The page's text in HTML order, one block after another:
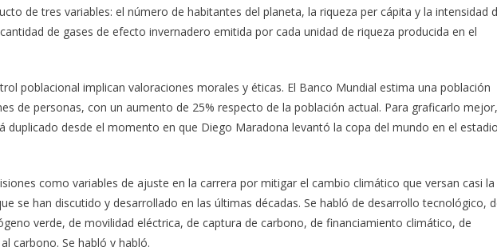
de tres variables: el número de habitantes del planeta, la riqueza per cápita y la intensidad
de gases de efecto invernadero emitida por cada unidad de riqueza producida en el
poblacional implican valoraciones morales y éticas. El Banco Mundial estima una población
de personas, con un aumento de 25% respecto de la población actual. Para graficarlo mejor,
duplicado desde el momento en que Diego Maradona levantó la copa del mundo en el estadio
como variables de ajuste en la carrera por mitigar el cambio climático que versan casi la
se han discutido y desarrollado en las últimas décadas. Se habló de desarrollo tecnológico,
verde, de movilidad eléctrica, de captura de carbono, de financiamiento climático, de
carbono. Se habló y habló.